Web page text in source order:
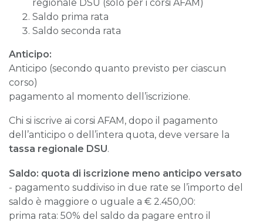
regionale DSU (solo per i corsi AFAM)
Saldo prima rata
Saldo seconda rata
Anticipo:
Anticipo (secondo quanto previsto per ciascun
corso)
pagamento al momento dell’iscrizione.
Chi si iscrive ai corsi AFAM, dopo il pagamento
dell’anticipo o dell’intera quota, deve versare la
tassa regionale DSU.
Saldo: quota di iscrizione meno anticipo versato
- pagamento suddiviso in due rate se l’importo del
saldo è maggiore o uguale a € 2.450,00:
prima rata: 50% del saldo da pagare entro il